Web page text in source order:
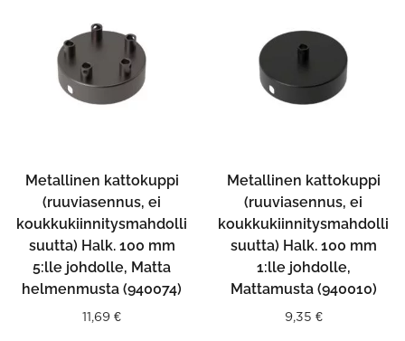
Metallinen kattokuppi
(ruuviasennus, ei
koukkukiinnitysmahdolli
suutta) Halk. 100 mm
5:lle johdolle, Matta
helmenmusta (940074)
11,69 €
Metallinen kattokuppi
(ruuviasennus, ei
koukkukiinnitysmahdolli
suutta) Halk. 100 mm
1:lle johdolle,
Mattamusta (940010)
9,35 €